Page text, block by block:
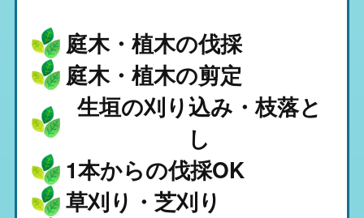
庭木・植木の伐採
1本からの伐採OK
庭木・植木の剪定
草刈り・芝刈り
生垣の刈り込み・枝落と
し